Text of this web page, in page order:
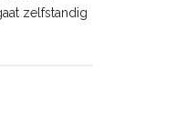
zelfstandig